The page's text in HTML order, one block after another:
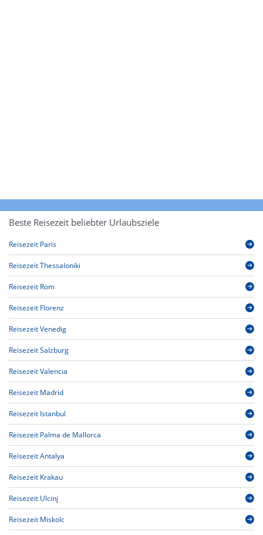
Beste Reisezeit beliebter Urlaubsziele
Reisezeit Paris
Reisezeit Thessaloniki
Reisezeit Rom
Reisezeit Florenz
Reisezeit Venedig
Reisezeit Salzburg
Reisezeit Valencia
Reisezeit Madrid
Reisezeit Istanbul
Reisezeit Palma de Mallorca
Reisezeit Antalya
Reisezeit Krakau
Reisezeit Ulcinj
Reisezeit Miskolc